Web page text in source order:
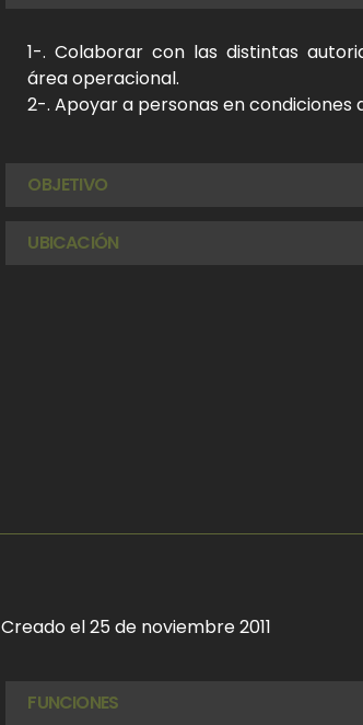
1-. Colaborar con las distintas
área operacional.
2-. Apoyar a personas en
OBJETIVO
UBICACIÓN
Creado el 25 de noviembre 2011
FUNCIONES